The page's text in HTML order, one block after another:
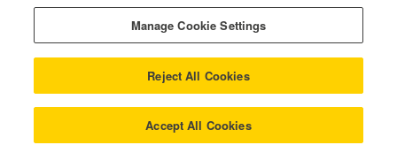
SEINE - Privacy Policy
Manage Cookie Settings
Reject All Cookies
Accept All Cookies